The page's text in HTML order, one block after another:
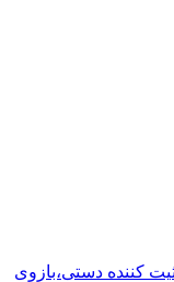
کننده دستی،بازوی